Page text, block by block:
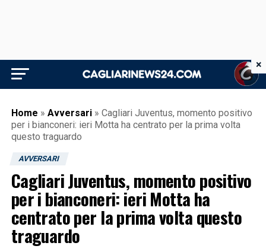
Home » Avversari » Cagliari Juventus, momento positivo
per i bianconeri: ieri Motta ha centrato per la prima volta
questo traguardo
AVVERSARI
Cagliari Juventus, momento positivo
per i bianconeri: ieri Motta ha
centrato per la prima volta questo
traguardo
×